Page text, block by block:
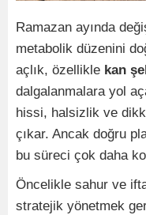
Ramazan ayında
metabolik düzenini
açlık, özellikle kan
dalgalanmalara yol
hissi, halsizlik ve
çıkar. Ancak doğru
bu süreci çok daha
Öncelikle sahur ve
stratejik yönetmek